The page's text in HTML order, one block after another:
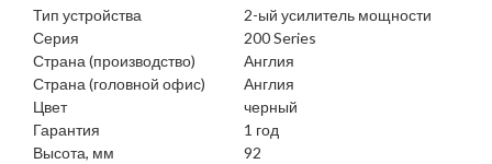
Тип устройства
2-ый усилитель мощности
Серия
200 Series
Страна (производство)
Англия
Страна (головной офис)
Англия
Цвет
черный
Гарантия
1 год
Высота, мм
92